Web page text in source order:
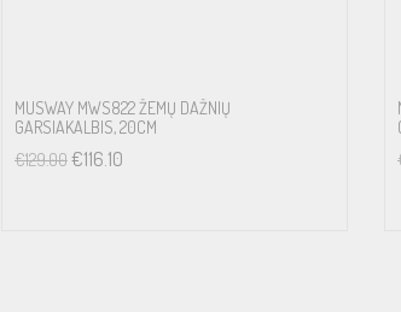
MUSWAY MWS822 ŽEMŲ DAŽNIŲ
GARSIAKALBIS, 20CM
€129.00 €116.10